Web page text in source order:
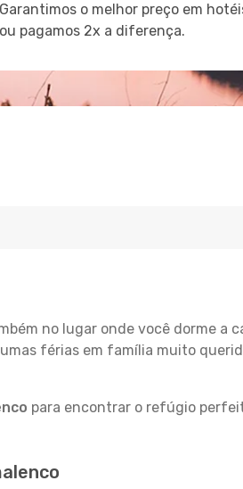
Garantimos o melhor preço em
ou pagamos 2x a diferença.
no lugar onde você dorme a
férias em família muito
para encontrar o refúgio